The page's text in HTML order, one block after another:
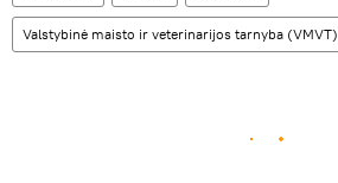
Valstybinė maisto ir veterinarijos tarnyba (VMVT)